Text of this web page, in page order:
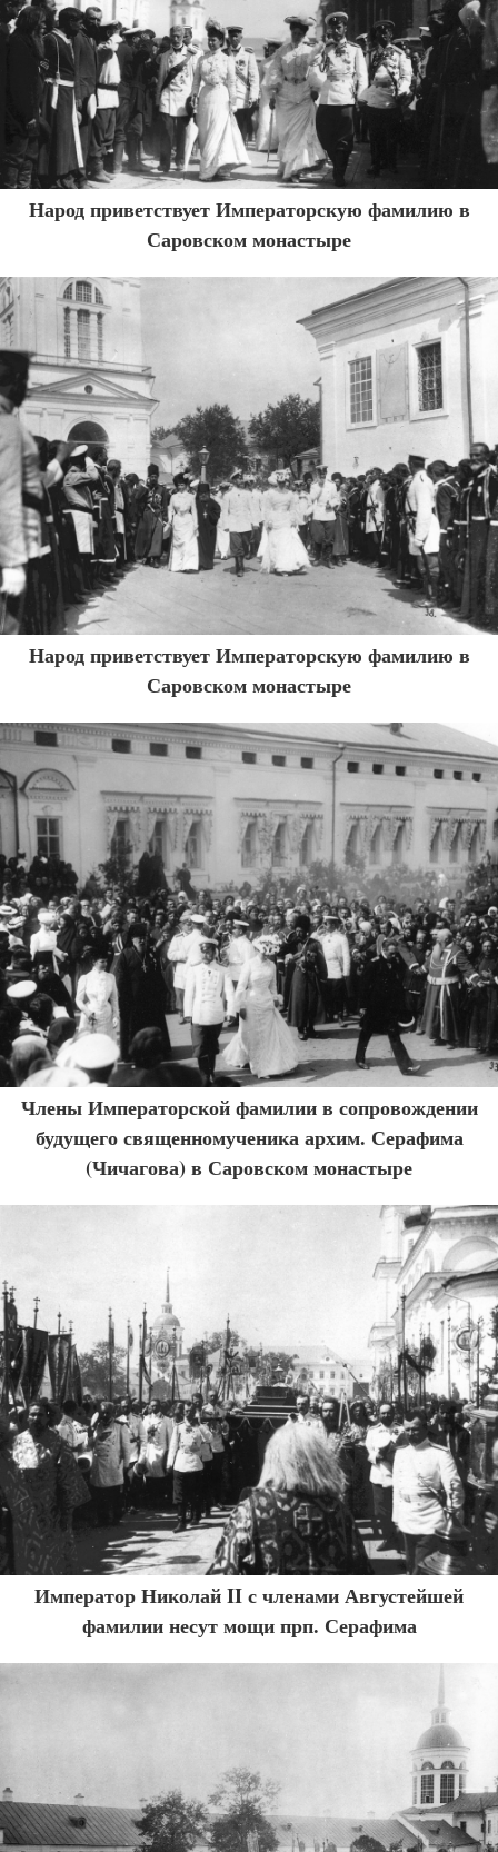
Народ приветствует Императорскую фамилию в
Саровском монастыре
Народ приветствует Императорскую фамилию в
Саровском монастыре
Члены Императорской фамилии в сопровождении
будущего священномученика архим. Серафима
(Чичагова) в Саровском монастыре
Император Николай II с членами Августейшей
фамилии несут мощи прп. Серафима